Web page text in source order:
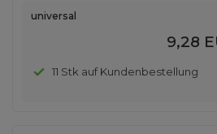
universal
9,28
11 Stk auf Kundenbestellung